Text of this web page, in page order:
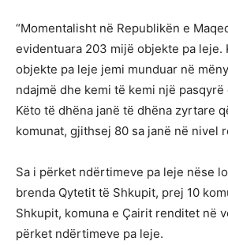
“Momentalisht në Republikën e
evidentuara 203 mijë objekte pa leje.
objekte pa leje jemi munduar në
ndajmë dhe kemi të kemi një
Këto të dhëna janë të dhëna zyrtare
komunat, gjithsej 80 sa janë në nivel
Sa i përket ndërtimeve pa leje nëse
brenda Qytetit të Shkupit, prej 10
Shkupit, komuna e Çairit renditet në
përket ndërtimeve pa leje.